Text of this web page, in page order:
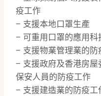
疫工作
– 支援本地口罩生產
– 可重用口罩的應用科
– 支援物業管理業的防
– 支援政府及香港房
保安人員的防疫工作
– 支援建造業的防疫工